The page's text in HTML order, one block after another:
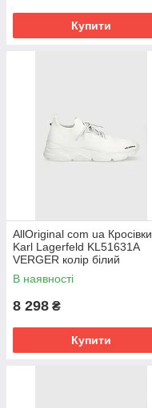
Купити
AllOriginal com ua Кросівки
Karl Lagerfeld KL51631A
VERGER колір білий
РОЗМІРИ ЗАПИТУЙТЕ
В наявності
8 298 ₴
Купити